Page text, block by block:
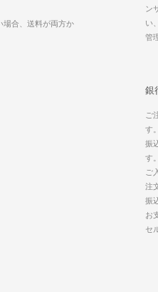
合、送料が両方か
ン
い
管
銀
ご
す。
振
す。
ご
注
振
お
セ